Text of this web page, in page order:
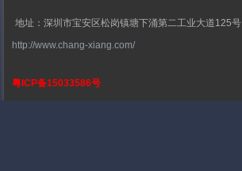
地址：深圳市宝安区松岗镇塘下涌第二工业大道125号
http://www.chang-xiang.com/
粤ICP备15033586号